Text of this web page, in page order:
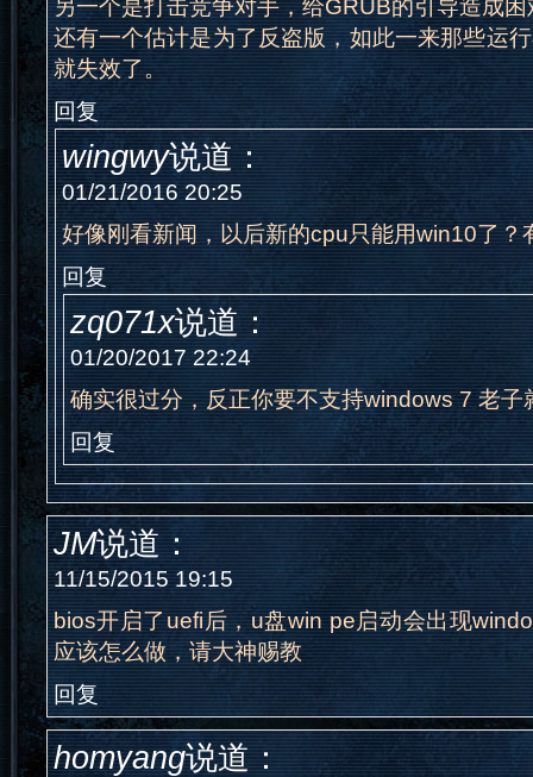
另一个是打击竞争对手，给GRUB的引导造成困
还有一个估计是为了反盗版，如此一来那些运
就失效了。
回复
wingwy说道：
01/21/2016 20:25
好像刚看新闻，以后新的cpu只能用win10了？
回复
zq071x说道：
01/20/2017 22:24
确实很过分，反正你要不支持windows 7 老子
回复
JM说道：
11/15/2015 19:15
bios开启了uefi后，u盘win pe启动会出现
应该怎么做，请大神赐教
回复
homyang说道：